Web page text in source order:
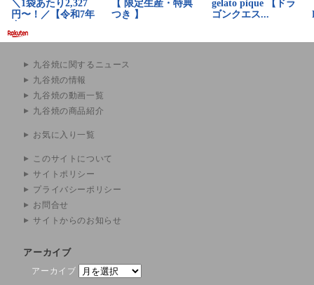
九谷焼に関するニュース
九谷焼の情報
九谷焼の動画一覧
九谷焼の商品紹介
お気に入り一覧
このサイトについて
サイトポリシー
プライバシーポリシー
お問合せ
サイトからのお知らせ
アーカイブ
アーカイブ